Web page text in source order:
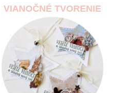
VIANOČNÉ TVORENIE